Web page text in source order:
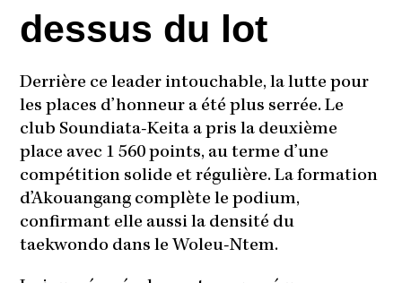
dessus du lot
Derrière ce leader intouchable, la lutte pour
les places d’honneur a été plus serrée. Le
club Soundiata-Keita a pris la deuxième
place avec 1 560 points, au terme d’une
compétition solide et régulière. La formation
d’Akouangang complète le podium,
confirmant elle aussi la densité du
taekwondo dans le Woleu-Ntem.